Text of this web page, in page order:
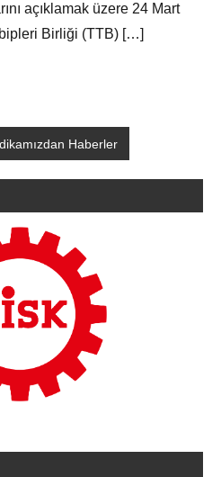
açıklamak üzere 24 Mart
Birliği (TTB) […]
Haberler